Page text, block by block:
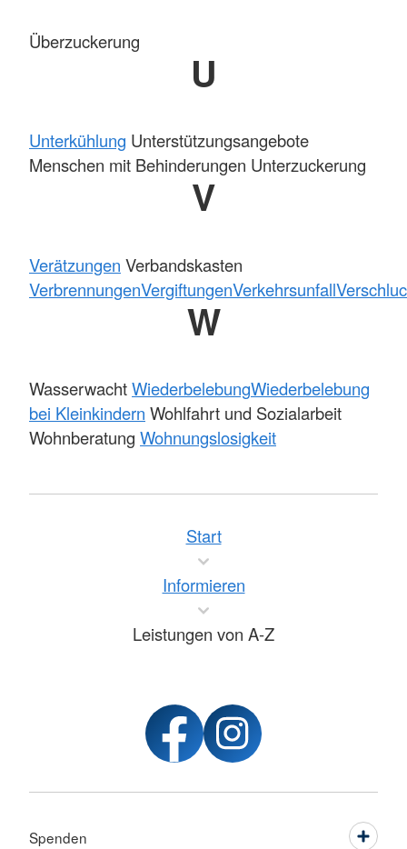
Überzuckerung
U
Unterkühlung Unterstützungsangebote
Menschen mit Behinderungen Unterzuckerung
V
Verätzungen Verbandskasten
VerbrennungenVergiftungenVerkehrsunfall
W
WasserwachtWiederbelebungWiederbelebung
bei Kleinkindern Wohlfahrt und Sozialarbeit
Wohnberatung Wohnungslosigkeit
Start
Informieren
Leistungen von A-Z
Spenden